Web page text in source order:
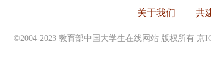
关于我们 共
©2004-2023 教育部中国大学生在线网站 版权所有 京